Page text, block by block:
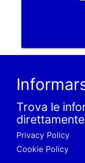
Trova le
Privacy Policy
Cookie Policy